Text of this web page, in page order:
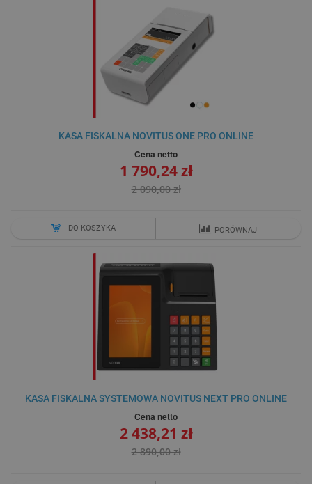
KASA FISKALNA NOVITUS ONE PRO ONLINE
Cena netto
1 790,24 zł
2 090,00 zł
DO KOSZYKA PORÓWNAJ
KASA FISKALNA SYSTEMOWA NOVITUS NEXT PRO ONLINE
Cena netto
2 438,21 zł
2 890,00 zł